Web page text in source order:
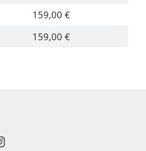
159,00 €
159,00 €